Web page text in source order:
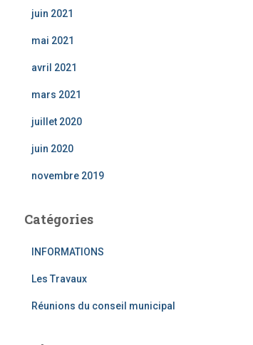
juin 2021
mai 2021
avril 2021
mars 2021
juillet 2020
juin 2020
novembre 2019
Catégories
INFORMATIONS
Les Travaux
Réunions du conseil municipal